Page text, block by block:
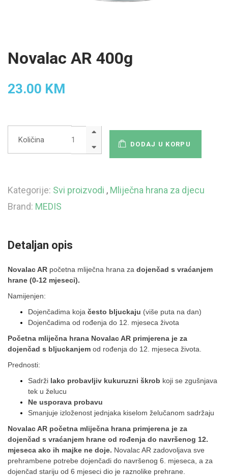
Novalac AR 400g
23.00 KM
Količina DODAJ U KORPU
Kategorije: Svi proizvodi , Mliječna hrana za djecu
Brand: MEDIS
Detaljan opis
Novalac AR početna mliječna hrana za dojenčad s vraćanjem
hrane (0-12 mjeseci).
Namijenjen:
Dojenčadima koja često bljuckaju (više puta na dan)
Dojenčadima od rođenja do 12. mjeseca života
Početna mliječna hrana Novalac AR primjerena je za
dojenčad s bljuckanjem od rođenja do 12. mjeseca života.
Prednosti:
Sadrži lako probavljiv kukuruzni škrob koji se zgušnjava
tek u želucu
Ne usporava probavu
Smanjuje izloženost jednjaka kiselom želučanom sadržaju
Novalac AR početna mliječna hrana primjerena je za
dojenčad s vraćanjem hrane od rođenja do navršenog 12.
mjeseca ako ih majke ne doje. Novalac AR zadovoljava sve
prehrambene potrebe dojenčadi do navršenog 6. mjeseca, a za
dojenčad stariju od 6 mjeseci dio je raznolike prehrane.